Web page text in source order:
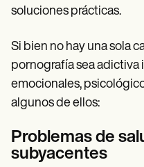
soluciones prácticas.
Si bien no hay una sola
pornografía sea adictiva
emocionales,
algunos de ellos:
Problemas de
subyacentes